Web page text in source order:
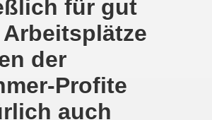
für gut
der
Profite
auch
erklärt Dietrich Keil aus
in Gelsenkirchen
in Erfurt statt!
- ein begeisterndes Fest